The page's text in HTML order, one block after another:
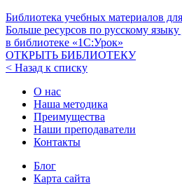
Библиотека учебных материалов
Больше ресурсов по русскому языку
в библиотеке «1С:Урок»
ОТКРЫТЬ БИБЛИОТЕКУ
< Назад к списку
О нас
Наша методика
Преимущества
Наши преподаватели
Контакты
Блог
Карта сайта